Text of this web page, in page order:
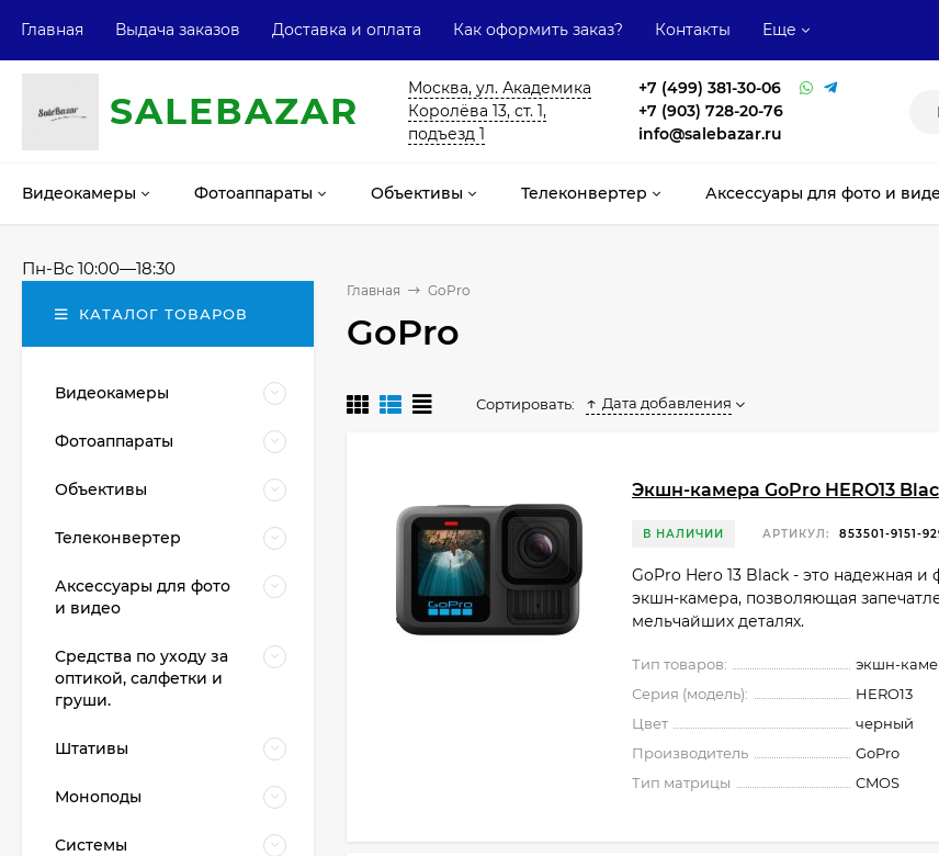
Главная Выдача заказов Доставка и оплата Как оформить заказ? Контакты Еще
SALEВAZAR
Москва, ул. Академика
Королёва 13, ст. 1,
подъезд 1
+7 (499) 381-30-06
+7 (903) 728-20-76
info@salebazar.ru
Видеокамеры Фотоаппараты Объективы Телеконвертер Аксессуары для фото и
Пн-Вс 10:00—18:30
Главная GoPro
GoPro
Сортировать: Дата добавления
Экшн-камера GoPro HERO13
В НАЛИЧИИ АРТИКУЛ: 853501-9151-
GoPro Hero 13 Black - это надежная и
экшн-камера, позволяющая
мельчайших деталях.
Тип товаров:
экшн-
Серия (модель):
HERO13
Цвет
черный
Производитель
GoPro
Тип матрицы
CMOS
КАТАЛОГ ТОВАРОВ
Видеокамеры
Фотоаппараты
Объективы
Телеконвертер
Аксессуары для фото
и видео
Средства по уходу за
оптикой, салфетки и
груши.
Штативы
Моноподы
Системы